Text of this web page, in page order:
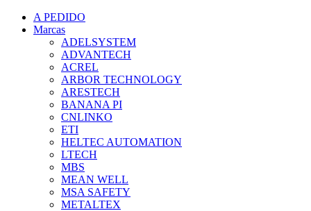
A PEDIDO
Marcas
ADELSYSTEM
ADVANTECH
ACREL
ARBOR TECHNOLOGY
ARESTECH
BANANA PI
CNLINKO
ETI
HELTEC AUTOMATION
LTECH
MBS
MEAN WELL
MSA SAFETY
METALTEX